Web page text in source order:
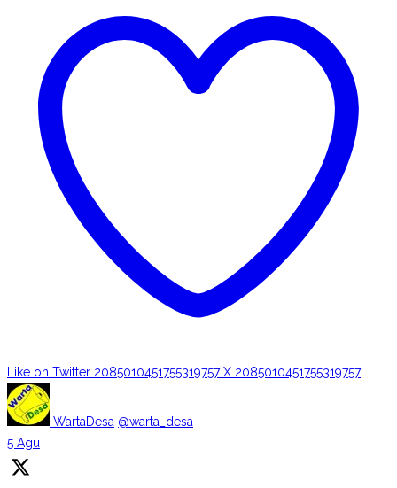
Like on Twitter 2085010451755319757 X 2085010451755319757
WartaDesa @warta_desa ·
5 Agu